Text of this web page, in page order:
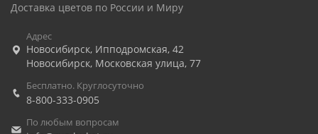
Доставка цветов по России и Миру
Адрес
Новосибирск, Ипподромская, 42
Новосибирск, Московская улица, 77
Бесплатно. Круглосуточно
8-800-333-0905
По любым вопросам